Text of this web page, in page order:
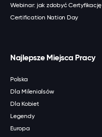
Webinar: jak zdobyć Certyfikację
Certification Nation Day
Najlepsze Miejsca Pracy
Polska
Dla Milenialsów
Dla Kobiet
Legendy
Europa